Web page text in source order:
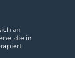
an
die in